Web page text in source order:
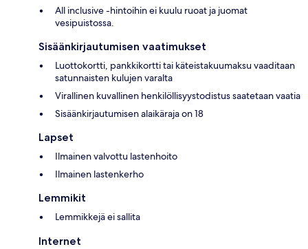
All inclusive -hintoihin ei kuulu ruoat ja juomat
vesipuistossa.
Sisäänkirjautumisen vaatimukset
Luottokortti, pankkikortti tai käteistakuumaksu vaaditaan
satunnaisten kulujen varalta
Virallinen kuvallinen henkilöllisyystodistus saatetaan vaatia
Sisäänkirjautumisen alaikäraja on 18
Lapset
Ilmainen valvottu lastenhoito
Ilmainen lastenkerho
Lemmikit
Lemmikkejä ei sallita
Internet